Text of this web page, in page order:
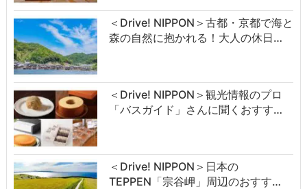
＜Drive! NIPPON＞古都・京都で海と
森の自然に抱かれる！大人の休日…
＜Drive! NIPPON＞観光情報のプロ
「バスガイド」さんに聞くおすす…
＜Drive! NIPPON＞日本の
TEPPEN「宗谷岬」周辺のおすす…